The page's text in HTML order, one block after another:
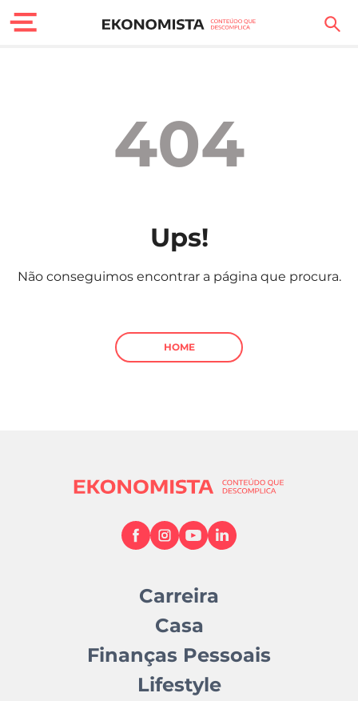
Carreira
Sociedade
Negócios
404
Ups!
Não conseguimos encontrar a página que procura.
HOME
Carreira
Casa
Finanças Pessoais
Lifestyle